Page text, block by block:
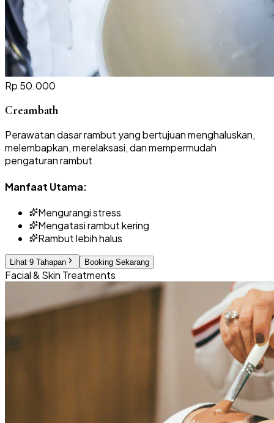
Rp 50.000
Creambath
Perawatan dasar rambut yang bertujuan menghaluskan,
melembapkan, merelaksasi, dan mempermudah
pengaturan rambut
Manfaat Utama:
Mengurangi stress
Mengatasi rambut kering
Rambut lebih halus
Lihat 9 Tahapan Booking Sekarang
Facial & Skin Treatments